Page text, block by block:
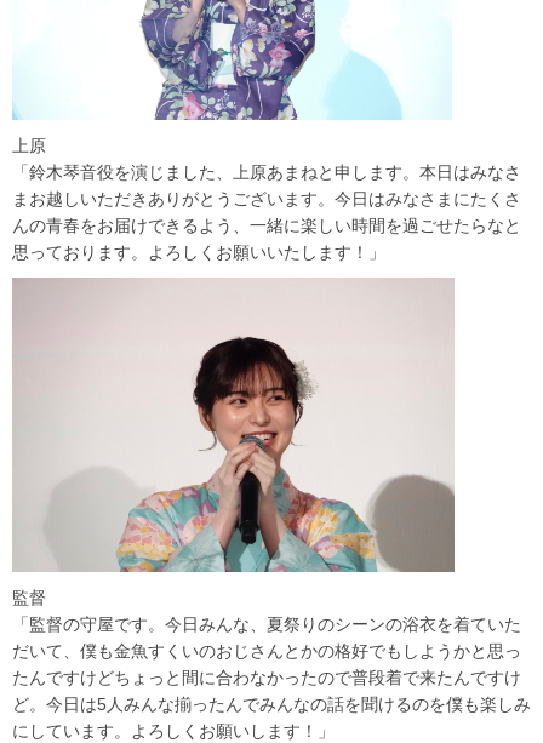
上原
「鈴木琴音役を演じました、上原あまねと申します。本日はみなさ
まお越しいただきありがとうございます。今日はみなさまにたくさ
んの青春をお届けできるよう、一緒に楽しい時間を過ごせたらなと
思っております。よろしくお願いいたします！」
監督
「監督の守屋です。今日みんな、夏祭りのシーンの浴衣を着ていた
だいて、僕も金魚すくいのおじさんとかの格好でもしようかと思っ
たんですけどちょっと間に合わなかったので普段着で来たんですけ
ど。今日は5人みんな揃ったんでみんなの話を聞けるのを僕も楽しみ
にしています。よろしくお願いします！」